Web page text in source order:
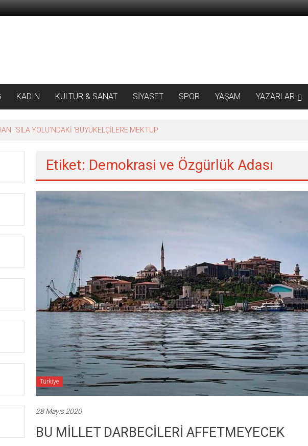
KADIN KÜLTÜR & SANAT SİYASET SPOR YAŞAM YAZARLAR
‘SILA YOLU’NDAKİ ’BÜYÜKELÇİLERE MEKTUP
Etiket: Demokrasi ve Özgürlük Adası
Türkiye
28 Mayıs 2020
BU MİLLET DARBECİLERİ AFFETMEYECEK